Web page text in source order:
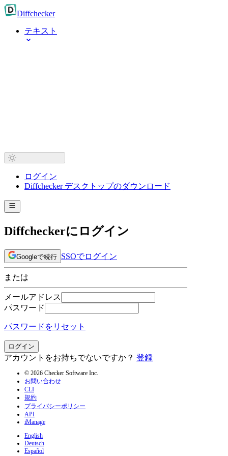
Diffchecker
テキスト
ログイン
Diffchecker デスクトップのダウンロード
Diffcheckerにログイン
Googleで続行 SSOでログイン
または
メールアドレス
パスワード
パスワードをリセット
ログイン
アカウントをお持ちでないですか？ 登録
© 2026 Checker Software Inc.
お問い合わせ
CLI
規約
プライバシーポリシー
API
iManage
English
Deutsch
Español